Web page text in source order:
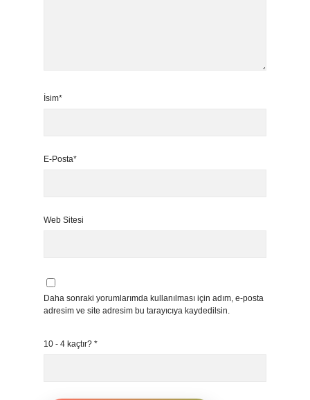
İsim*
E-Posta*
Web Sitesi
Daha sonraki yorumlarımda kullanılması için adım, e-posta
adresim ve site adresim bu tarayıcıya kaydedilsin.
10 - 4 kaçtır? *